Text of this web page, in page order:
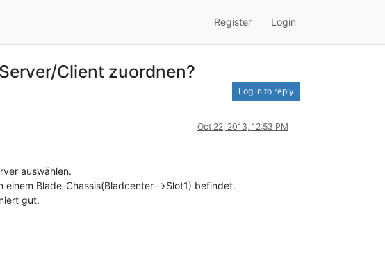
Register Login
Client zuordnen?
Log in to reply
Oct 22, 2013, 12:53 PM
auswählen.
Blade-Chassis(Bladcenter-->Slot1) befindet.
gut,